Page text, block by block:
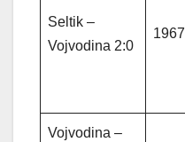
Seltik –
Vojvodina 2:0
1967
Vojvodina –